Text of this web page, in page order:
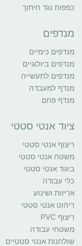
כפפות נגד חיתוך
מנדפים
מנדפים כימיים
מנדפים ביולוגיים
מנדפים לתעשייה
מנדף למעבדה
מנדף פחם
ציוד אנטי סטטי
ריצוף אנטי סטטי
משטח אנטי סטטי
ביגוד אנטי סטטי
כלי עבודה
אריזות ושינוע
ריהוט אנטי סטטי
ריצוף PVC
משטחי עבודה
שולחנות אנטי סטטיים